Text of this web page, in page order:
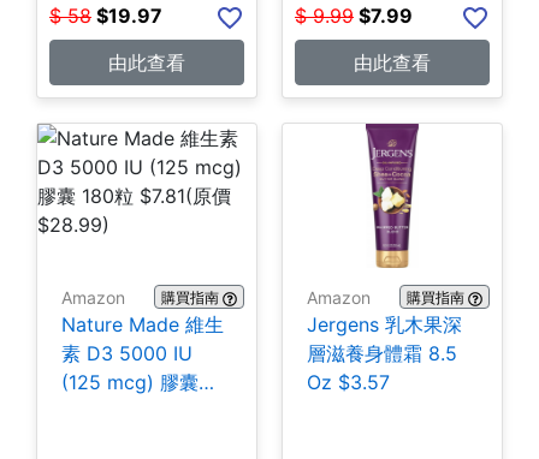
$ 58 $19.97
由此查看
$ 9.99 $7.99
由此查看
Amazon 購買指南
Nature Made 維生
素 D3 5000 IU
(125 mcg) 膠囊
Amazon 購買指南
Jergens 乳木果深
層滋養身體霜 8.5
Oz $3.57